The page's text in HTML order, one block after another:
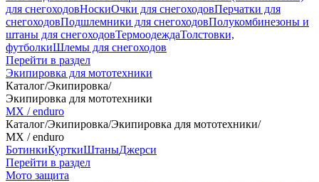
для снегоходовНоскиОчки для снегоходовПерчатки для
снегоходовПодшлемники для снегоходовПолукомбинезоны и
штаны для снегоходовТермоодеждаТолстовки,
футболкиШлемы для снегоходов
Перейти в раздел
Экипировка для мототехники
Каталог/Экипировка/
Экипировка для мототехники
MX / enduro
Каталог/Экипировка/Экипировка для мототехники/
MX / enduro
БотинкиКурткиШтаныДжерси
Перейти в раздел
Мото защита